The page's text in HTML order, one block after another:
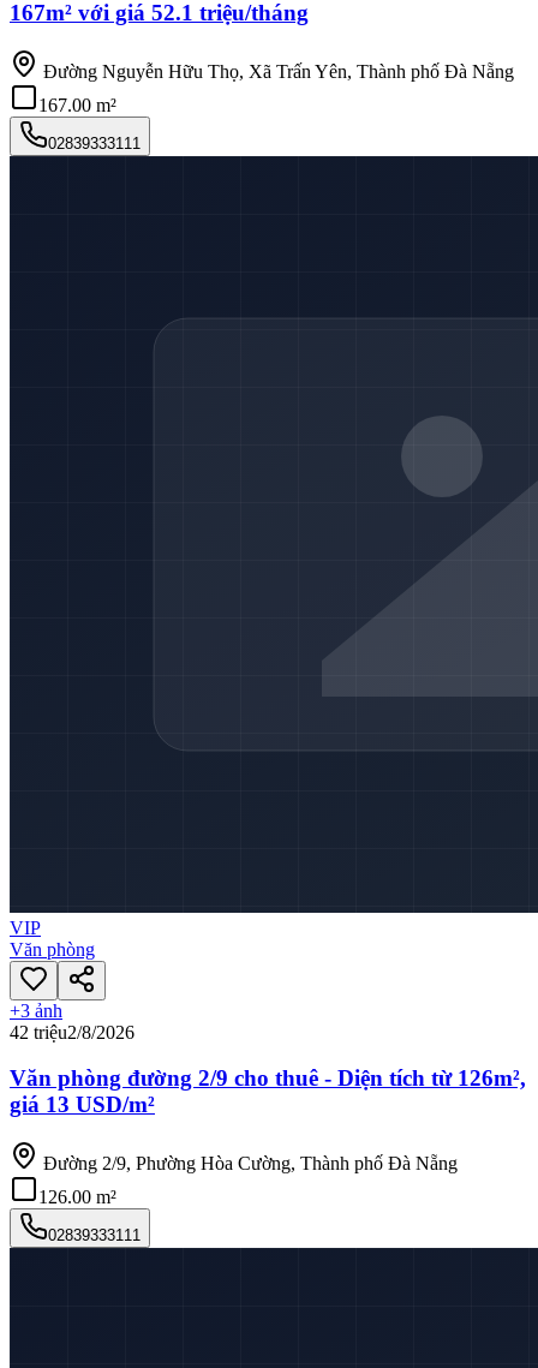
167m² với giá 52.1 triệu/tháng
Đường Nguyễn Hữu Thọ, Xã Trấn Yên, Thành phố Đà Nẵng
167.00 m²
02839333111
VIP
Văn phòng
+3 ảnh
42 triệu2/8/2026
Văn phòng đường 2/9 cho thuê - Diện tích từ 126m²,
giá 13 USD/m²
Đường 2/9, Phường Hòa Cường, Thành phố Đà Nẵng
126.00 m²
02839333111